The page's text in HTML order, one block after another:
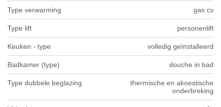
Type verwarming gas cv
Type lift personenlift
Keuken - type volledig geïnstalleerd
Badkamer (type) douche in bad
Type dubbele beglazing
thermische en akoestische
onderbreking